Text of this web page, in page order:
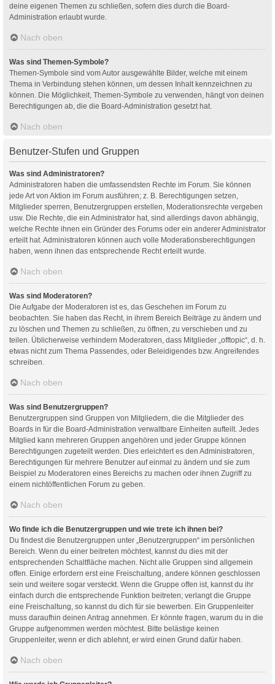
deine eigenen Themen zu schließen, sofern dies durch die Board-
Administration erlaubt wurde.
Nach oben
Was sind Themen-Symbole?
Themen-Symbole sind vom Autor ausgewählte Bilder, welche mit einem
Thema in Verbindung stehen können, um dessen Inhalt kennzeichnen zu
können. Die Möglichkeit, Themen-Symbole zu verwenden, hängt von deinen
Berechtigungen ab, die die Board-Administration gesetzt hat.
Nach oben
Benutzer-Stufen und Gruppen
Was sind Administratoren?
Administratoren haben die umfassendsten Rechte im Forum. Sie können
jede Art von Aktion im Forum ausführen; z. B. Berechtigungen setzen,
Mitglieder sperren, Benutzergruppen erstellen, Moderationsrechte vergeben
usw. Die Rechte, die ein Administrator hat, sind allerdings davon abhängig,
welche Rechte ihnen ein Gründer des Forums oder ein anderer Administrator
erteilt hat. Administratoren können auch volle Moderationsberechtigungen
haben, wenn ihnen das entsprechende Recht erteilt wurde.
Nach oben
Was sind Moderatoren?
Die Aufgabe der Moderatoren ist es, das Geschehen im Forum zu
beobachten. Sie haben das Recht, in ihrem Bereich Beiträge zu ändern und
zu löschen und Themen zu schließen, zu öffnen, zu verschieben und zu
teilen. Üblicherweise verhindern Moderatoren, dass Mitglieder „offtopic“, d. h.
etwas nicht zum Thema Passendes, oder Beleidigendes bzw. Angreifendes
schreiben.
Nach oben
Was sind Benutzergruppen?
Benutzergruppen sind Gruppen von Mitgliedern, die die Mitglieder des
Boards in für die Board-Administration verwaltbare Einheiten aufteilt. Jedes
Mitglied kann mehreren Gruppen angehören und jeder Gruppe können
Berechtigungen zugeteilt werden. Dies erleichtert es den Administratoren,
Berechtigungen für mehrere Benutzer auf einmal zu ändern und sie zum
Beispiel zu Moderatoren eines Bereichs zu machen oder ihnen Zugriff zu
einem nichtöffentlichen Forum zu geben.
Nach oben
Wo finde ich die Benutzergruppen und wie trete ich ihnen bei?
Du findest die Benutzergruppen unter „Benutzergruppen“ im persönlichen
Bereich. Wenn du einer beitreten möchtest, kannst du dies mit der
entsprechenden Schaltfläche machen. Nicht alle Gruppen sind allgemein
offen. Einige erfordern erst eine Freischaltung, andere können geschlossen
sein und weitere sogar versteckt. Wenn die Gruppe offen ist, kannst du ihr
einfach durch die entsprechende Funktion beitreten; verlangt die Gruppe
eine Freischaltung, so kannst du dich für sie bewerben. Ein Gruppenleiter
muss daraufhin deinen Antrag annehmen. Er könnte fragen, warum du in die
Gruppe aufgenommen werden möchtest. Bitte belästige keinen
Gruppenleiter, wenn er dich ablehnt, er wird einen Grund dafür haben.
Nach oben